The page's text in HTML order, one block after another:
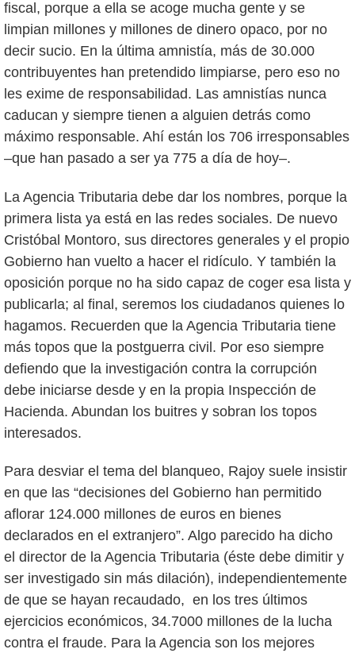
fiscal, porque a ella se acoge mucha gente y se
limpian millones y millones de dinero opaco, por no
decir sucio. En la última amnistía, más de 30.000
contribuyentes han pretendido limpiarse, pero eso no
les exime de responsabilidad. Las amnistías nunca
caducan y siempre tienen a alguien detrás como
máximo responsable. Ahí están los 706 irresponsables
–que han pasado a ser ya 775 a día de hoy–.
La Agencia Tributaria debe dar los nombres, porque la
primera lista ya está en las redes sociales. De nuevo
Cristóbal Montoro, sus directores generales y el propio
Gobierno han vuelto a hacer el ridículo. Y también la
oposición porque no ha sido capaz de coger esa lista y
publicarla; al final, seremos los ciudadanos quienes lo
hagamos. Recuerden que la Agencia Tributaria tiene
más topos que la postguerra civil. Por eso siempre
defiendo que la investigación contra la corrupción
debe iniciarse desde y en la propia Inspección de
Hacienda. Abundan los buitres y sobran los topos
interesados.
Para desviar el tema del blanqueo, Rajoy suele insistir
en que las “decisiones del Gobierno han permitido
aflorar 124.000 millones de euros en bienes
declarados en el extranjero”. Algo parecido ha dicho
el director de la Agencia Tributaria (éste debe dimitir y
ser investigado sin más dilación), independientemente
de que se hayan recaudado, en los tres últimos
ejercicios económicos, 34.7000 millones de la lucha
contra el fraude. Para la Agencia son los mejores